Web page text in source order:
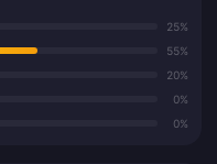
25%
55%
20%
0%
0%